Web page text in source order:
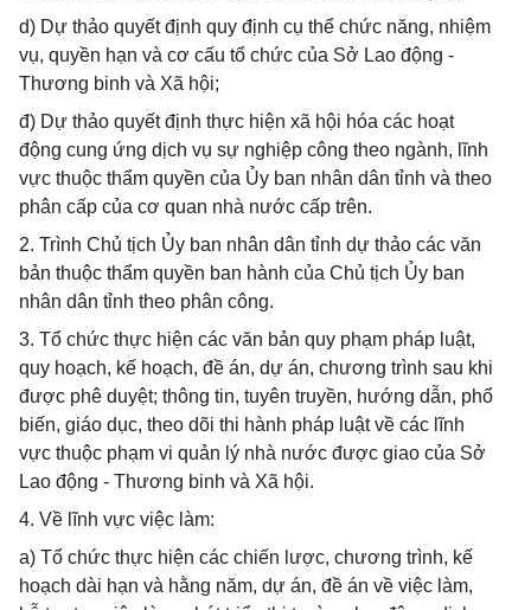
d) Dự thảo quyết định quy định cụ thể chức năng, nhiệm
vụ, quyền hạn và cơ cấu tổ chức của Sở Lao động -
Thương binh và Xã hội;
đ) Dự thảo quyết định thực hiện xã hội hóa các hoạt
động cung ứng dịch vụ sự nghiệp công theo ngành, lĩnh
vực thuộc thẩm quyền của Ủy ban nhân dân tỉnh và theo
phân cấp của cơ quan nhà nước cấp trên.
2. Trình Chủ tịch Ủy ban nhân dân tỉnh dự thảo các văn
bản thuộc thẩm quyền ban hành của Chủ tịch Ủy ban
nhân dân tỉnh theo phân công.
3. Tổ chức thực hiện các văn bản quy phạm pháp luật,
quy hoạch, kế hoạch, đề án, dự án, chương trình sau khi
được phê duyệt; thông tin, tuyên truyền, hướng dẫn, phổ
biến, giáo dục, theo dõi thi hành pháp luật về các lĩnh
vực thuộc phạm vi quản lý nhà nước được giao của Sở
Lao động - Thương binh và Xã hội.
4. Về lĩnh vực việc làm:
a) Tổ chức thực hiện các chiến lược, chương trình, kế
hoạch dài hạn và hằng năm, dự án, đề án về việc làm,